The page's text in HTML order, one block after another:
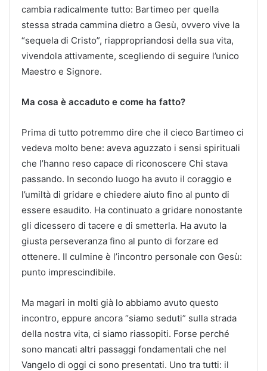
cambia radicalmente tutto: Bartimeo per quella
stessa strada cammina dietro a Gesù, ovvero vive la
“sequela di Cristo”, riappropriandosi della sua vita,
vivendola attivamente, scegliendo di seguire l’unico
Maestro e Signore.
Ma cosa è accaduto e come ha fatto?
Prima di tutto potremmo dire che il cieco Bartimeo ci
vedeva molto bene: aveva aguzzato i sensi spirituali
che l’hanno reso capace di riconoscere Chi stava
passando. In secondo luogo ha avuto il coraggio e
l’umiltà di gridare e chiedere aiuto fino al punto di
essere esaudito. Ha continuato a gridare nonostante
gli dicessero di tacere e di smetterla. Ha avuto la
giusta perseveranza fino al punto di forzare ed
ottenere. Il culmine è l’incontro personale con Gesù:
punto imprescindibile.
Ma magari in molti già lo abbiamo avuto questo
incontro, eppure ancora “siamo seduti” sulla strada
della nostra vita, ci siamo riassopiti. Forse perché
sono mancati altri passaggi fondamentali che nel
Vangelo di oggi ci sono presentati. Uno tra tutti: il